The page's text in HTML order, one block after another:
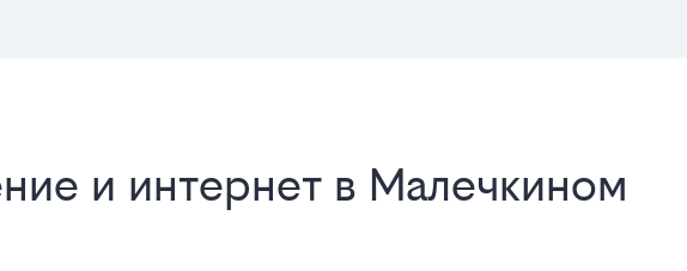
и интернет в Малечкином